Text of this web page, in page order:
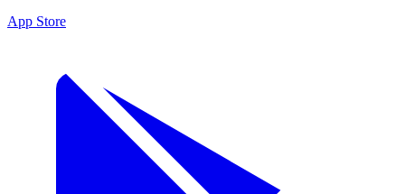
App Store